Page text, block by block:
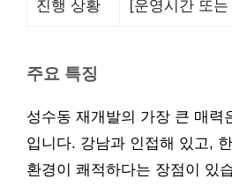
진행 상황 [운영시간 또는
주요 특징
성수동 재개발의 가장 큰 매력
입니다. 강남과 인접해 있고,
환경이 쾌적하다는 장점이 있